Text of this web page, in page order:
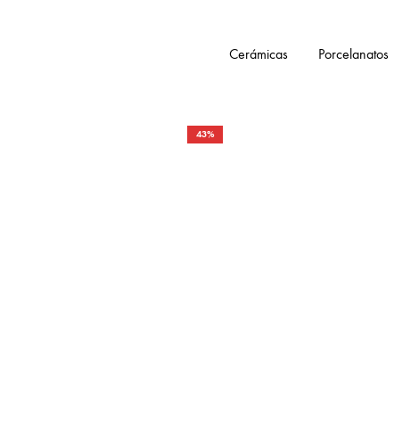
Cerámicas Porcelanatos
43%